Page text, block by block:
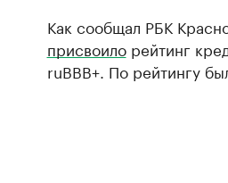
Как сообщал РБК
присвоилорейтинг
ruВВВ+. По рейтингу